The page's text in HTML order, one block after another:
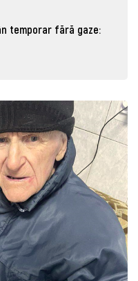
temporar fără gaze: